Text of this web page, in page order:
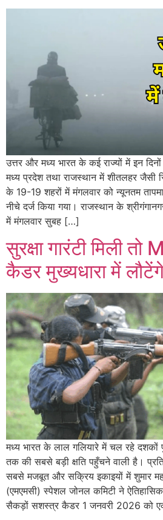
उत्तर और मध्य भारत के कई राज्यों में इन
मध्य प्रदेश तथा राजस्थान में शीतलहर जैसी
के 19-19 शहरों में मंगलवार को न्यूनतम
नीचे दर्ज किया गया। राजस्थान के
में मंगलवार सुबह […]
सुरक्षा गारंटी मिली
कैडर मुख्यधारा में
मध्य भारत के लाल गलियारे में चल रहे दशकों
तक की सबसे बड़ी क्षति पहुँचने वाली है।
सबसे मजबूत और सक्रिय इकाइयों में शुमार
(एमएमसी) स्पेशल जोनल कमिटी ने
सैकड़ों सशस्त्र कैडर 1 जनवरी 2026 को